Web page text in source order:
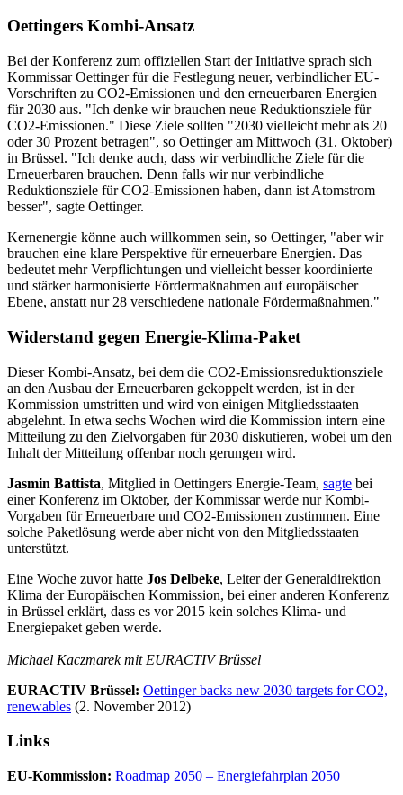
Oettingers Kombi-Ansatz
Bei der Konferenz zum offiziellen Start der Initiative sprach sich
Kommissar Oettinger für die Festlegung neuer, verbindlicher EU-
Vorschriften zu CO2-Emissionen und den erneuerbaren Energien
für 2030 aus. "Ich denke wir brauchen neue Reduktionsziele für
CO2-Emissionen." Diese Ziele sollten "2030 vielleicht mehr als 20
oder 30 Prozent betragen", so Oettinger am Mittwoch (31. Oktober)
in Brüssel. "Ich denke auch, dass wir verbindliche Ziele für die
Erneuerbaren brauchen. Denn falls wir nur verbindliche
Reduktionsziele für CO2-Emissionen haben, dann ist Atomstrom
besser", sagte Oettinger.
Kernenergie könne auch willkommen sein, so Oettinger, "aber wir
brauchen eine klare Perspektive für erneuerbare Energien. Das
bedeutet mehr Verpflichtungen und vielleicht besser koordinierte
und stärker harmonisierte Fördermaßnahmen auf europäischer
Ebene, anstatt nur 28 verschiedene nationale Fördermaßnahmen."
Widerstand gegen Energie-Klima-Paket
Dieser Kombi-Ansatz, bei dem die CO2-Emissionsreduktionsziele
an den Ausbau der Erneuerbaren gekoppelt werden, ist in der
Kommission umstritten und wird von einigen Mitgliedsstaaten
abgelehnt. In etwa sechs Wochen wird die Kommission intern eine
Mitteilung zu den Zielvorgaben für 2030 diskutieren, wobei um den
Inhalt der Mitteilung offenbar noch gerungen wird.
Jasmin Battista, Mitglied in Oettingers Energie-Team, sagte bei
einer Konferenz im Oktober, der Kommissar werde nur Kombi-
Vorgaben für Erneuerbare und CO2-Emissionen zustimmen. Eine
solche Paketlösung werde aber nicht von den Mitgliedsstaaten
unterstützt.
Eine Woche zuvor hatte Jos Delbeke, Leiter der Generaldirektion
Klima der Europäischen Kommission, bei einer anderen Konferenz
in Brüssel erklärt, dass es vor 2015 kein solches Klima- und
Energiepaket geben werde.
Michael Kaczmarek mit EURACTIV Brüssel
EURACTIV Brüssel: Oettinger backs new 2030 targets for CO2,
renewables (2. November 2012)
Links
EU-Kommission: Roadmap 2050 – Energiefahrplan 2050